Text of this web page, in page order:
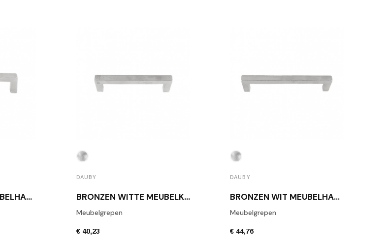
BRONZEN WIT MEUBELHANDGREEP DAUBY PMQ 128 WB
DAUBY
BRONZEN WITTE MEUBELKNOP DAUBY PMQ 128 WBS
Meubelgrepen
€ 40,23
DAUBY
BRONZEN WIT MEUBELHANDGREEP DAUBY PMQ 160 WBS
Meubelgrepen
€ 44,76